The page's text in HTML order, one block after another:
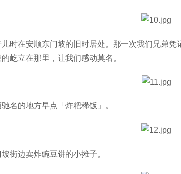
儿时在安顺东门坡的旧时居处。那一次我们兄弟
屹立在那里，让我们感动莫名。
名的地方早点「炸粑稀饭」。
坡街边卖炸豌豆饼的小摊子。